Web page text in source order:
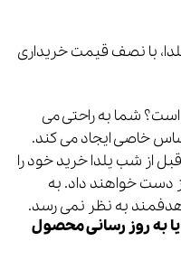
با نصف قیمت خریداری
شما به راحتی می
خاصی ایجاد می کند.
از شب یلدا خرید خود را
دست خواهند داد. به
به نظر نمی رسد.
یا به روز رسانی محصول